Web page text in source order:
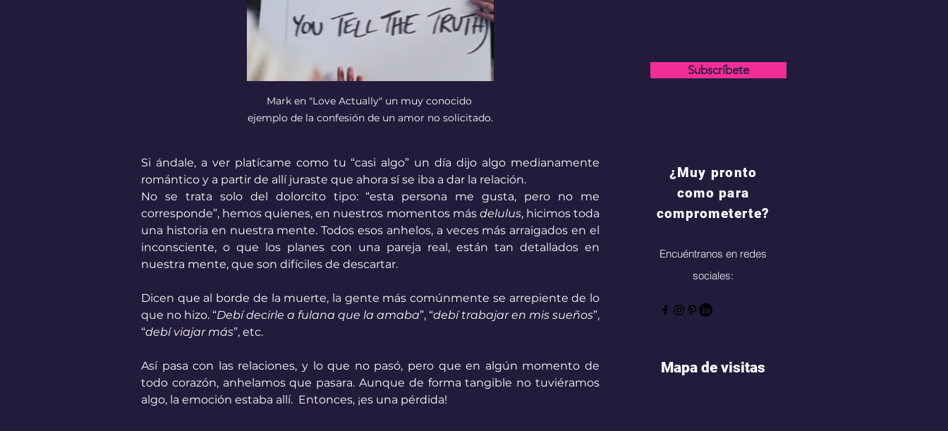
Mark en "Love Actually" un muy conocido
ejemplo de la confesión de un amor no solicitado.
Si ándale, a ver platícame como tu “casi algo” un día dijo algo medianamente
romántico y a partir de allí juraste que ahora sí se iba a dar la relación.
No se trata solo del dolorcito tipo: “esta persona me gusta, pero no me
corresponde”, hemos quienes, en nuestros momentos más delulus, hicimos toda
una historia en nuestra mente. Todos esos anhelos, a veces más arraigados en el
inconsciente, o que los planes con una pareja real, están tan detallados en
nuestra mente, que son difíciles de descartar.
Dicen que al borde de la muerte, la gente más comúnmente se arrepiente de lo
que no hizo. “Debí decirle a fulana que la amaba”, “debí trabajar en mis sueños”,
“debí viajar más”, etc.
Así pasa con las relaciones, y lo que no pasó, pero que en algún momento de
todo corazón, anhelamos que pasara. Aunque de forma tangible no tuviéramos
algo, la emoción estaba allí.  Entonces, ¡es una pérdida!
¿Muy pronto
como para
comprometerte?
Encuéntranos en redes
sociales:
Subscríbete
Mapa de visitas